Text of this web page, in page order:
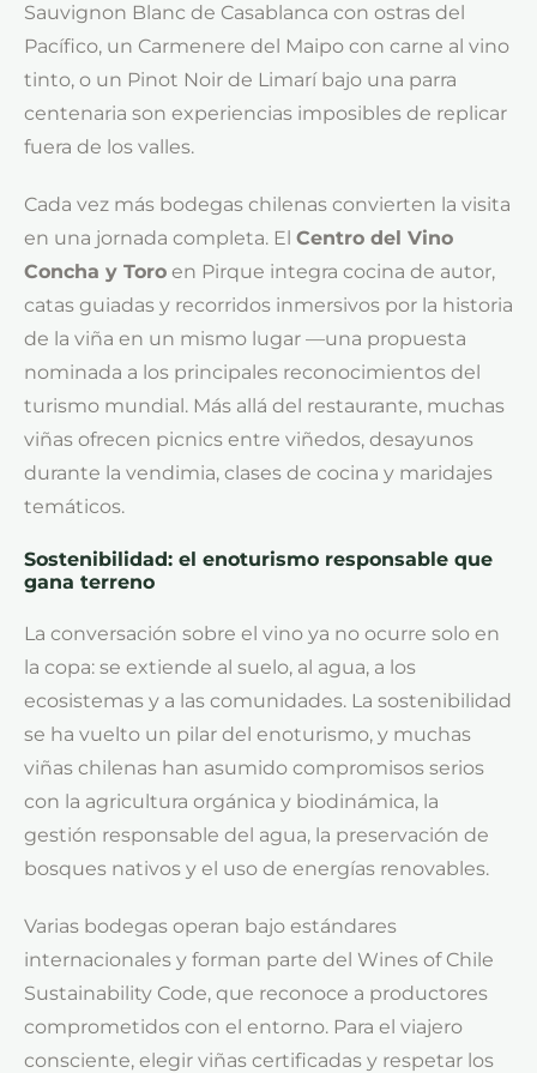
Sauvignon Blanc de Casablanca con ostras del
Pacífico, un Carmenere del Maipo con carne al vino
tinto, o un Pinot Noir de Limarí bajo una parra
centenaria son experiencias imposibles de replicar
fuera de los valles.
Cada vez más bodegas chilenas convierten la visita
en una jornada completa. El Centro del Vino
Concha y Toro en Pirque integra cocina de autor,
catas guiadas y recorridos inmersivos por la historia
de la viña en un mismo lugar —una propuesta
nominada a los principales reconocimientos del
turismo mundial. Más allá del restaurante, muchas
viñas ofrecen picnics entre viñedos, desayunos
durante la vendimia, clases de cocina y maridajes
temáticos.
Sostenibilidad: el enoturismo responsable que
gana terreno
La conversación sobre el vino ya no ocurre solo en
la copa: se extiende al suelo, al agua, a los
ecosistemas y a las comunidades. La sostenibilidad
se ha vuelto un pilar del enoturismo, y muchas
viñas chilenas han asumido compromisos serios
con la agricultura orgánica y biodinámica, la
gestión responsable del agua, la preservación de
bosques nativos y el uso de energías renovables.
Varias bodegas operan bajo estándares
internacionales y forman parte del Wines of Chile
Sustainability Code, que reconoce a productores
comprometidos con el entorno. Para el viajero
consciente, elegir viñas certificadas y respetar los